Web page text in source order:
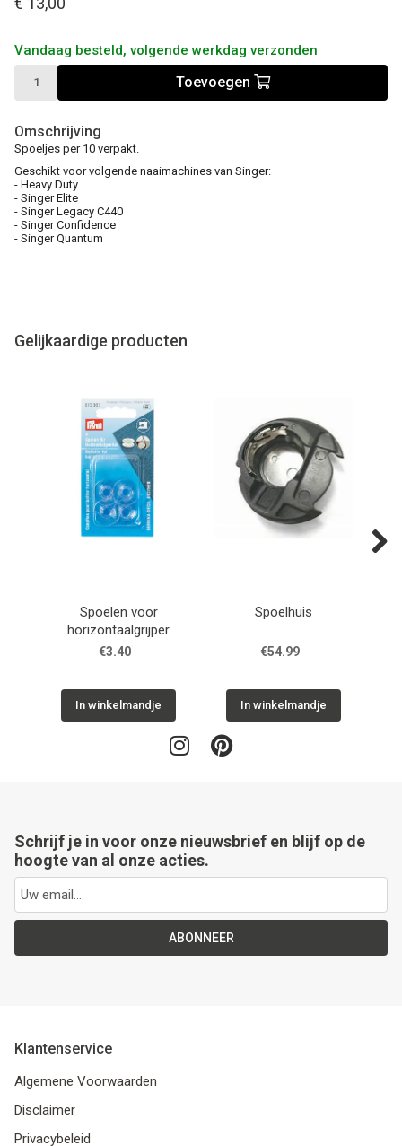
Vandaag besteld, volgende werkdag verzonden
Toevoegen
Omschrijving
Spoeljes per 10 verpakt.
Geschikt voor volgende naaimachines van Singer:
- Heavy Duty
- Singer Elite
- Singer Legacy C440
- Singer Confidence
- Singer Quantum
Gelijkaardige producten
Spoelen voor
horizontaalgrijper
€3.40
In winkelmandje
Spoelhuis
€54.99
In winkelmandje
Schrijf je in voor onze nieuwsbrief en blijf op de
hoogte van al onze acties.
ABONNEER
Klantenservice
Algemene Voorwaarden
Disclaimer
Privacybeleid